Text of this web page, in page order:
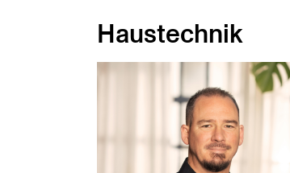
Haustechnik